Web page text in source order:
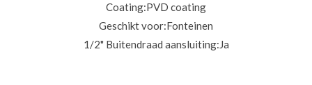
Coating:PVD coating
Geschikt voor:Fonteinen
1/2" Buitendraad aansluiting:Ja